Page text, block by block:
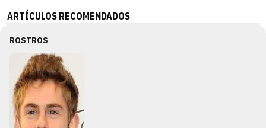
ARTÍCULOS RECOMENDADOS
ROSTROS